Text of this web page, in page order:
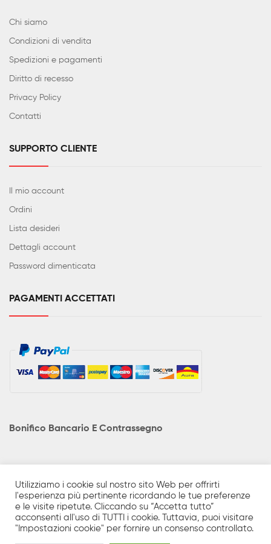
Chi siamo
Condizioni di vendita
Spedizioni e pagamenti
Diritto di recesso
Privacy Policy
Contatti
SUPPORTO CLIENTE
Il mio account
Ordini
Lista desideri
Dettagli account
Password dimenticata
PAGAMENTI ACCETTATI
Bonifico Bancario E Contrassegno
I prodotti in catalogo sono solo una minima parte di quanto
realmente disponibile. Prezzi e caratteristiche tecniche possono
essere soggetti a variazioni senza preavviso e le foto sono a
Utilizziamo i cookie sul nostro sito Web per offrirti
l'esperienza più pertinente ricordando le tue preferenze
e le visite ripetute. Cliccando su “Accetta tutto”
acconsenti all'uso di TUTTI i cookie. Tuttavia, puoi visitare
"Impostazioni cookie" per fornire un consenso controllato.